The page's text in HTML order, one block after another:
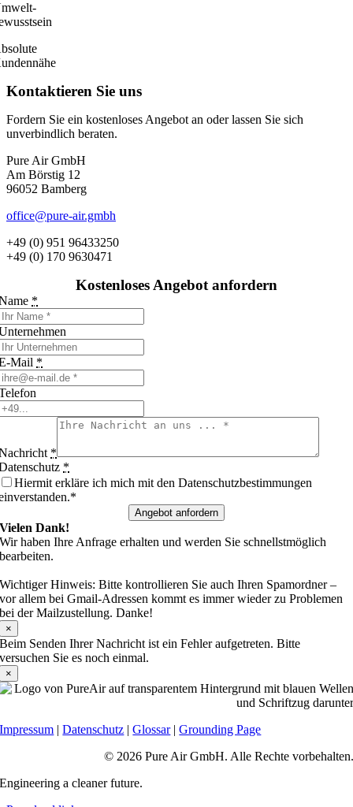
Kontaktieren Sie uns
Fordern Sie ein kostenloses Angebot an oder lassen Sie sich
unverbindlich beraten.
Pure Air GmbH
Am Börstig 12
96052 Bamberg
office@pure-air.gmbh
+49 (0) 951 96433250
+49 (0) 170 9630471
Kostenloses Angebot anfordern
*
Mail *
*
*
Hiermit erkläre ich mich mit den Datenschutzbestimmungen
Angebot anfordern
Vielen Dank!
Wir haben Ihre Anfrage erhalten und werden Sie schnellstmöglich
bearbeiten.
Wichtiger Hinweis: Bitte kontrollieren Sie auch Ihren Spamordner –
vor allem bei Gmail-Adressen kommt es immer wieder zu Problemen
bei der Mailzustellung. Danke!
×
Beim Senden Ihrer Nachricht ist ein Fehler aufgetreten. Bitte
versuchen Sie es noch einmal.
×
Impressum |Datenschutz |Glossar|Grounding Page
© 2026 Pure Air GmbH. Alle Rechte vorbehalten.
Engineering a cleaner future.